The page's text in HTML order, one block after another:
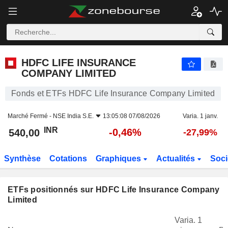
HDFC LIFE INSURANCE
COMPANY LIMITED
Fonds et ETFs HDFC Life Insurance Company Limited
Marché Fermé - NSE India S.E. 13:05:08 07/08/2026 Varia. 1 janv.
540,00 INR -0,46% -27,99%
Synthèse Cotations Graphiques Actualités
ETFs positionnés sur HDFC Life Insurance Company
Limited
Varia. 1